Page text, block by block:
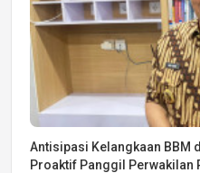
Antisipasi Kelangkaan BBM
Proaktif Panggil Perwakilan